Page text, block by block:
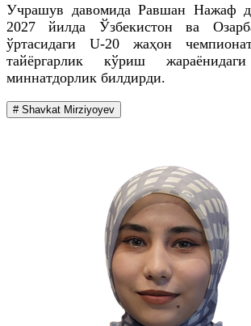
Учрашув давомида Равшан Нажаф
2027 йилда Ўзбекистон ва
ўртасидаги U-20 жаҳон
тайёргарлик кўриш
миннатдорлик билдирди.
# Shavkat Mirziyoyev